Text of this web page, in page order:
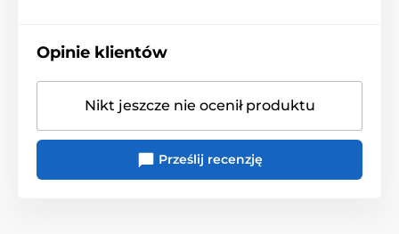
Opinie klientów
Nikt jeszcze nie ocenił produktu
Prześlij recenzję